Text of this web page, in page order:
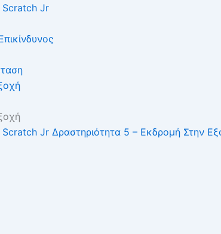
Scratch Jr
Scratch Jr Δραστηριότητα 5 – Εκδρομή Στην